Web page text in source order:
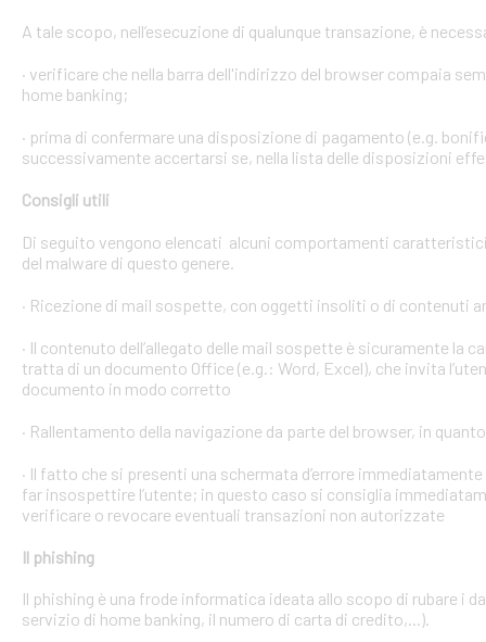
A tale scopo, nell’esecuzione di qualunque transazione, è
· verificare che nella barra dell'indirizzo del browser compaia
home banking;
· prima di confermare una disposizione di pagamento (e.g.
successivamente accertarsi se, nella lista delle disposizioni
Consigli utili
Di seguito vengono elencati alcuni comportamenti
del malware di questo genere.
· Ricezione di mail sospette, con oggetti insoliti o di contenuti
· Il contenuto dell’allegato delle mail sospette è sicuramente
tratta di un documento Office (e.g.: Word, Excel), che invita
documento in modo corretto
· Rallentamento della navigazione da parte del browser, in
· Il fatto che si presenti una schermata d’errore
far insospettire l’utente; in questo caso si consiglia
verificare o revocare eventuali transazioni non autorizzate
Il phishing
Il phishing è una frode informatica ideata allo scopo di rubare i
servizio di home banking, il numero di carta di credito,...).